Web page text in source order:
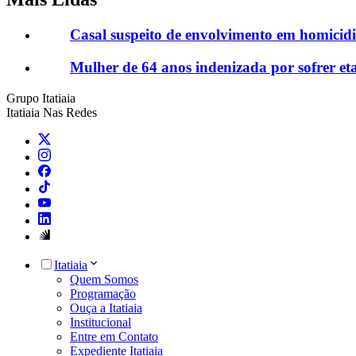
Casal suspeito de envolvimento em
Mulher de 64 anos indenizada por sofrer
Grupo Itatiaia
Itatiaia Nas Redes
Itatiaia
Quem Somos
Programação
Ouça a Itatiaia
Institucional
Entre em Contato
Expediente Itatiaia